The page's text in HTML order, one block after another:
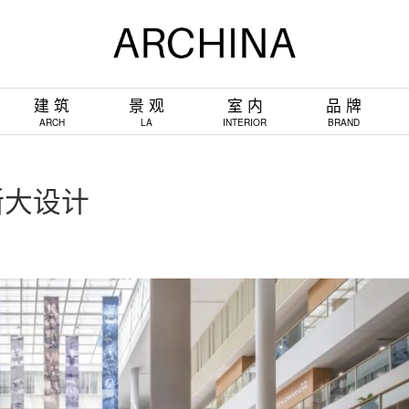
建 筑
ARCH
景 观
LA
室 内
INTERIOR
品 牌
BRAND
设计